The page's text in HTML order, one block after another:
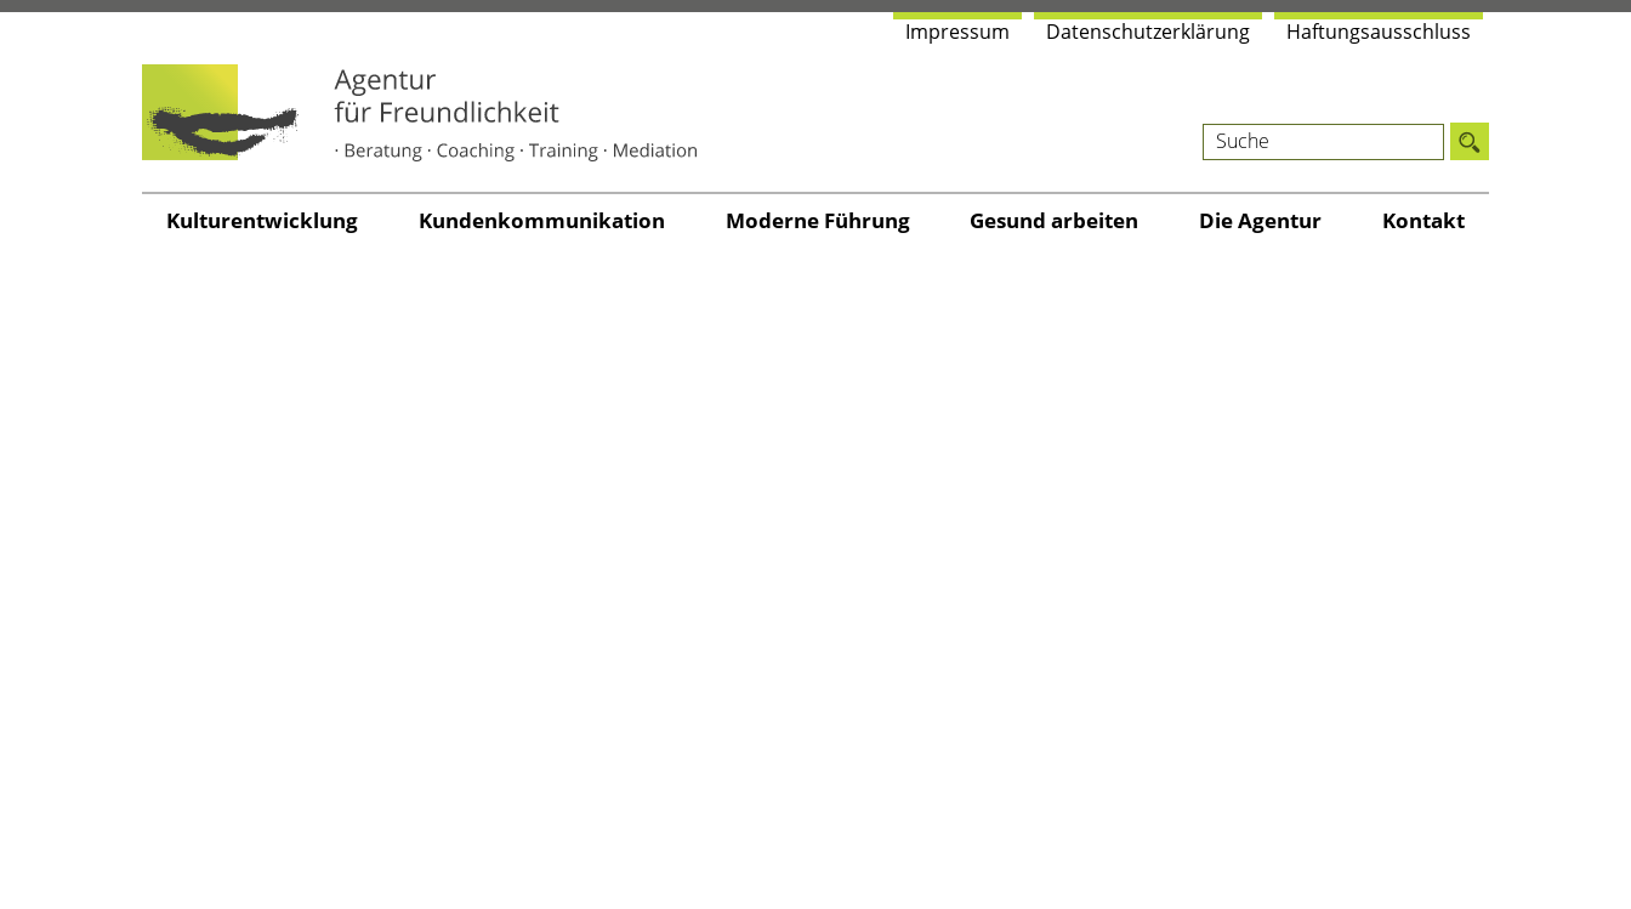
Impres­sum Daten­schutz­er­klä­rung Haf­tungs­aus­schluss
Kul­tur­ent­wick­lung Kun­den­kom­mu­ni­ka­ti­on Moder­ne Führung Gesund arbei­ten Die Agen­tur Kon­takt